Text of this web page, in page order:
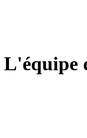
L'équipe